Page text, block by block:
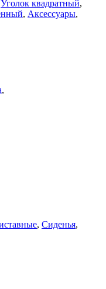
Уголок квадратный,
, Аксессуары,
,
, Сиденья,